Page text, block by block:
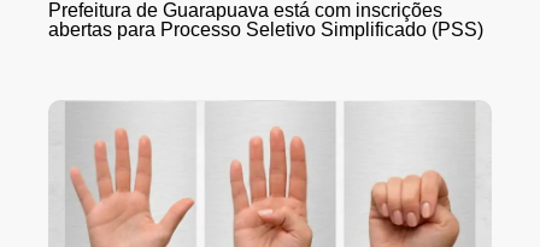
Prefeitura de Guarapuava está com inscrições
abertas para Processo Seletivo Simplificado (PSS)